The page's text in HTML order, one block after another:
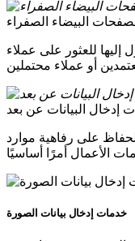
البيضاء الصفراء
للعثور على عملاء
على رفاهية موارد
خدمات إدخال بيانات الصورة